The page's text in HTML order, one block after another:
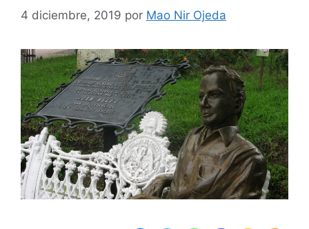
4 diciembre, 2019 por Mao Nir Ojeda